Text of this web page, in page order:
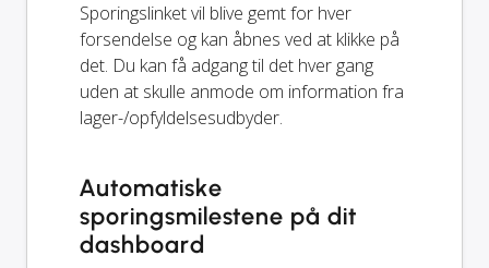
Sporingslinket vil blive gemt for hver
forsendelse og kan åbnes ved at klikke på
det. Du kan få adgang til det hver gang
uden at skulle anmode om information fra
lager-/opfyldelsesudbyder.
Automatiske
sporingsmilestene på dit
dashboard